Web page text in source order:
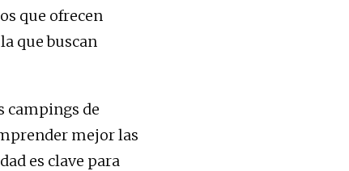
que ofrecen
que buscan
campings de
mejor las
es clave para